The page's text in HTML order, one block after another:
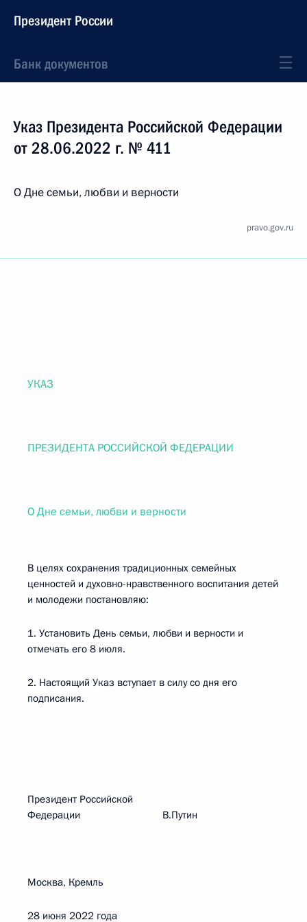
Президент России
Банк документов
Указ Президента Российской Федерации
от 28.06.2022 г. № 411
О Дне семьи, любви и верности
pravo.gov.ru
УКАЗ
ПРЕЗИДЕНТА РОССИЙСКОЙ ФЕДЕРАЦИИ
О Дне семьи, любви и верности
В целях сохранения традиционных семейных
ценностей и духовно-нравственного воспитания детей
и молодежи постановляю:
1. Установить День семьи, любви и верности и
отмечать его 8 июля.
2. Настоящий Указ вступает в силу со дня его
подписания.
Президент Российской
Федерации В.Путин
Москва, Кремль
28 июня 2022 года